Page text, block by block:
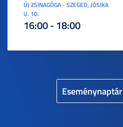
Eseménynaptár
ÚJ ZSINAGÓGA - SZEGED, JÓSIKA
U. 10.
16:00 - 18:00